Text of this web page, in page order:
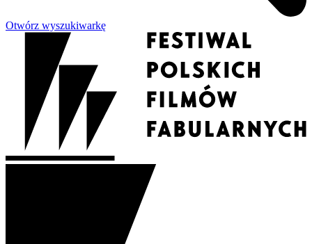
Otwórz wyszukiwarkę